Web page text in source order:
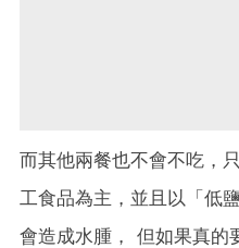
而其他兩餐也不會不吃，
工食品為主，並且以「低
會造成水腫， 但如果真的